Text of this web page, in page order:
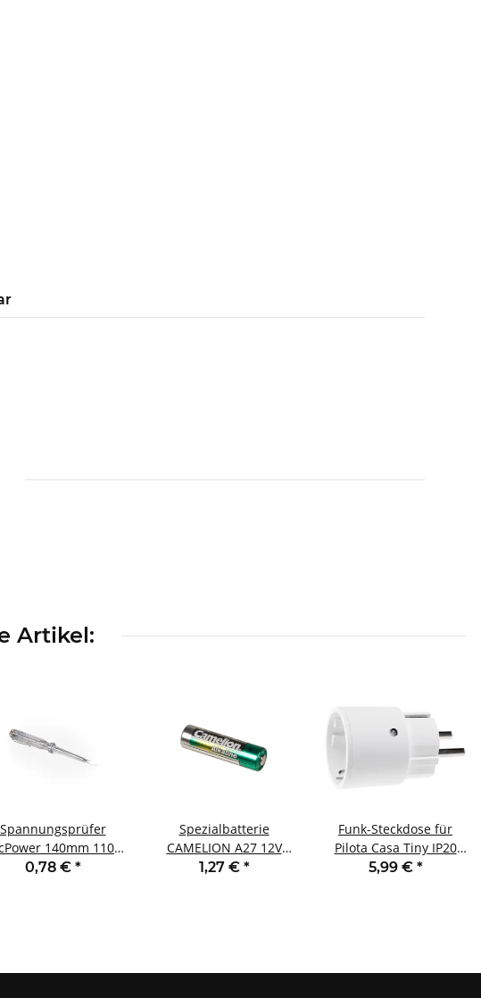
Artikel:
Spannungsprüfer
140mm 110-
250V 60mm-Klinge
0,78 € *
Spezialbatterie
CAMELION A27 12V
28,5x8mm Alkaline
1,27 € *
Funk-Steckdose für
Pilota Casa Tiny IP20
230V 2300W max. 70m
5,99 € *